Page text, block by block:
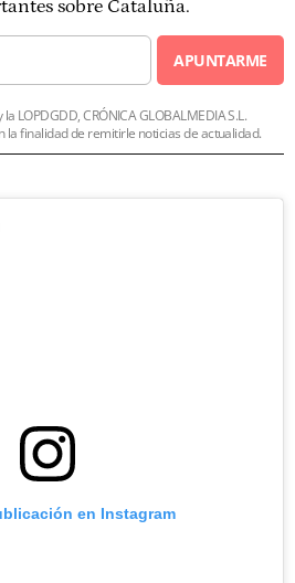
sobre Cataluña.
APUNTARME
LOPDGDD, CRÓNICA GLOBALMEDIA S.L.
la finalidad de remitirle noticias de actualidad.
en Instagram